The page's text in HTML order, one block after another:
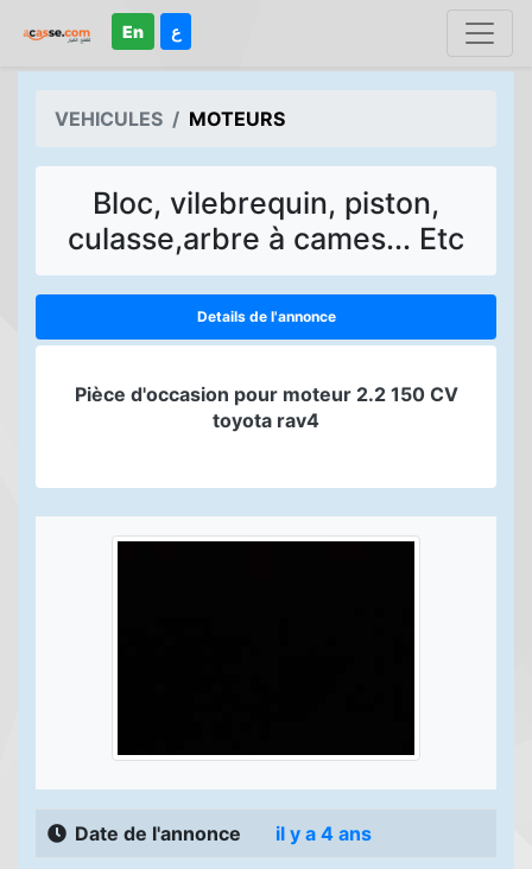
En ع
VEHICULES MOTEURS
Bloc, vilebrequin, piston,
culasse,arbre à cames... Etc
Details de l'annonce
Pièce d'occasion pour moteur 2.2 150 CV
toyota rav4
Date de l'annonce il y a 4 ans